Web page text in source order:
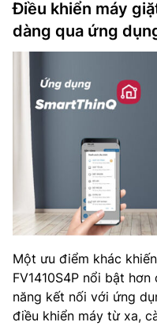
Điều khiển máy
dàng qua ứng
Một ưu điểm khác
FV1410S4P nổi bật
năng kết nối với ứng
điều khiển máy từ xa,